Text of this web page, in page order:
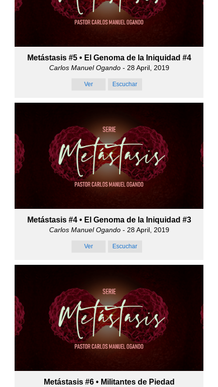
Metástasis #5 • El Genoma de la Iniquidad #4
Carlos Manuel Ogando- 28 April, 2019
Ver Escuchar
Metástasis #4 • El Genoma de la Iniquidad #3
Carlos Manuel Ogando- 28 April, 2019
Ver Escuchar
Metástasis #6 • Militantes de Piedad